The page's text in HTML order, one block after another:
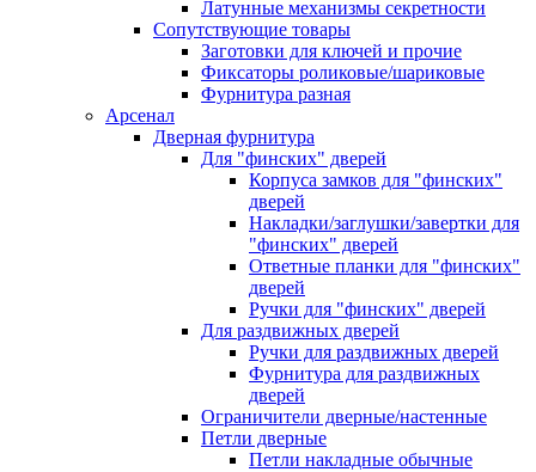
Латунные механизмы секретности
Сопутствующие товары
Заготовки для ключей и прочие
Фиксаторы роликовые/шариковые
Фурнитура разная
Арсенал
Дверная фурнитура
Для "финских" дверей
Корпуса замков для "финских"
дверей
Накладки/заглушки/завертки для
"финских" дверей
Ответные планки для "финских"
дверей
Ручки для "финских" дверей
Для раздвижных дверей
Ручки для раздвижных дверей
Фурнитура для раздвижных
дверей
Ограничители дверные/настенные
Петли дверные
Петли накладные обычные